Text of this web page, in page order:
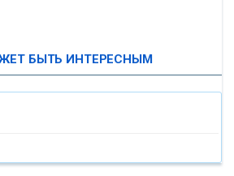
БЫТЬ ИНТЕРЕСНЫМ